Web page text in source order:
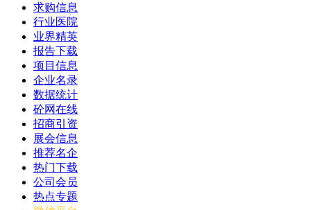
求购信息
行业医院
业界精英
报告下载
项目信息
企业名录
数据统计
砼网在线
招商引资
展会信息
推荐名企
热门下载
公司会员
热点专题